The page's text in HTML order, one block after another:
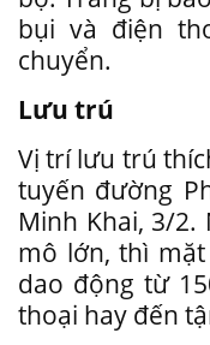
bụi và điện
chuyển.
Lưu trú
Vị trí lưu trú
tuyến đường
Minh Khai, 3/2.
mô lớn, thì mặt
dao động từ
thoại hay đến